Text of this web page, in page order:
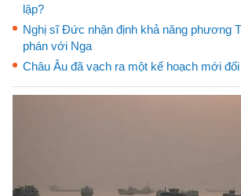
lập?
Nghị sĩ Đức nhận định khả năng phương
phán với Nga
Châu Âu đã vạch ra một kế hoạch mới